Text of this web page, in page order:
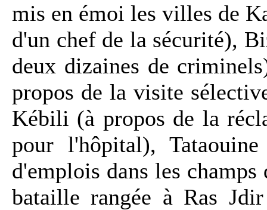
mis en émoi les villes de
d'un chef de la sécurité),
deux dizaines de
propos de la visite
Kébili (à propos de la
pour l'hôpital),
d'emplois dans les
bataille rangée à Ras